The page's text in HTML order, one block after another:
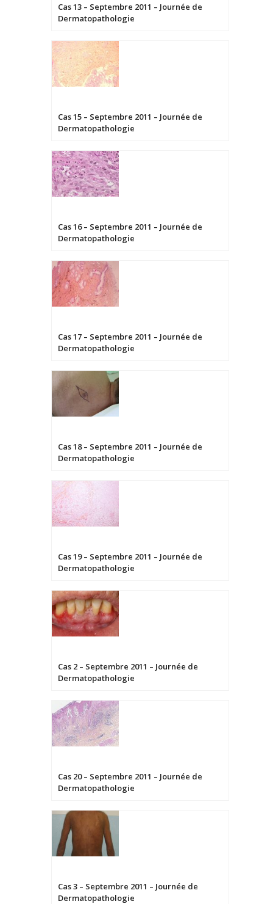
Cas 13 – Septembre 2011 – Journée de
Dermatopathologie
Cas 15 – Septembre 2011 – Journée de
Dermatopathologie
Cas 16 – Septembre 2011 – Journée de
Dermatopathologie
Cas 17 – Septembre 2011 – Journée de
Dermatopathologie
Cas 18 – Septembre 2011 – Journée de
Dermatopathologie
Cas 19 – Septembre 2011 – Journée de
Dermatopathologie
Cas 2 – Septembre 2011 – Journée de
Dermatopathologie
Cas 20 – Septembre 2011 – Journée de
Dermatopathologie
Cas 3 – Septembre 2011 – Journée de
Dermatopathologie